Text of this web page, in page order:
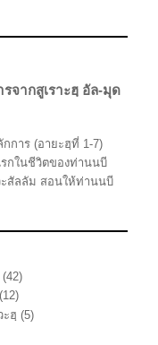
จากสูเราะฮฺ อัล-มุด
การ (อายะฮฺที่ 1-7)
กในชีวิตของท่านนบี
สัลลัม สอนให้ท่านนบี
(42)
(12)
ะฮฺ (5)